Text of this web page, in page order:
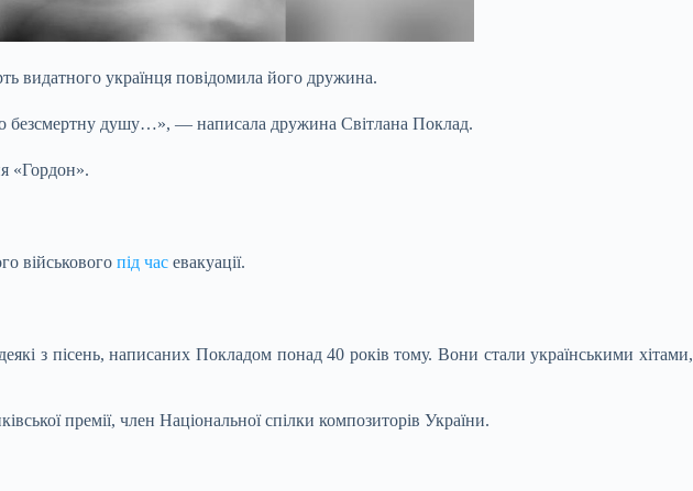
видатного українця повідомила його дружина.
душу…», — написала дружина Світлана Поклад.
«Гордон».
військового під час евакуації.
з пісень, написаних Покладом понад 40 років тому. Вони стали українськими хітами,
премії, член Національної спілки композиторів України.